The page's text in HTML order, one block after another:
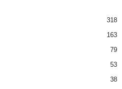
318
163
79
53
38